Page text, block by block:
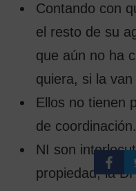
Contando con
el resto de su
que aún no ha
quiera, si la
Ellos no tienen
de coordinación.
NI son
propiedad, la